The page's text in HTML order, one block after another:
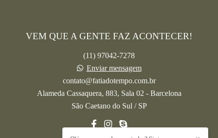
VEM QUE A GENTE FAZ ACONTECER!
(11) 97042-7278
Enviar mensagem
contato@fatiadotempo.com.br
Alameda Cassaquera, 883, Sala 02 - Barcelona
São Caetano do Sul / SP